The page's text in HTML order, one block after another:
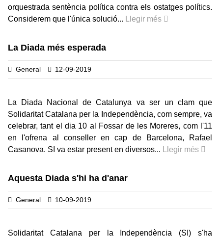
orquestrada sentència política contra els ostatges polítics.
Considerem que l'única solució...
Llegir més
La Diada més esperada
General 12-09-2019
La Diada Nacional de Catalunya va ser un clam que
Solidaritat Catalana per la Independència, com sempre, va
celebrar, tant el dia 10 al Fossar de les Moreres, com l'11
en l'ofrena al conseller en cap de Barcelona, Rafael
Casanova. SI va estar present en diversos...
Llegir més
Aquesta Diada s'hi ha d'anar
General 10-09-2019
Solidaritat Catalana per la Independència (SI) s'ha